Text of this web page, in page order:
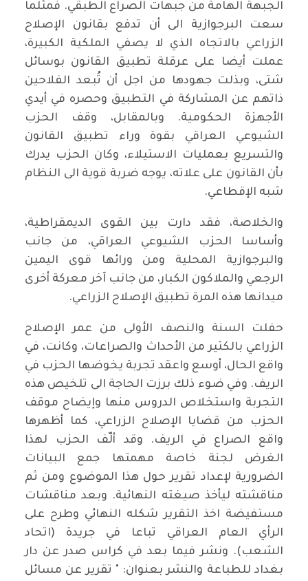
الجبهة الهامة من جبهات الصراع الطبقي. فمثلما
سعت البرجوازية الى أن تدفع بقانون الإصلاح
الزراعي بالاتجاه الذي لا يصفي الملكية الكبيرة،
عملت أيضا على عرقلة تطبيق القانون بوسائل
شتى، وبذلت جهودها من اجل أن تُبعد الفلاحين
ذاتهم عن المشاركة في التطبيق وحصره في أيدي
الأجهزة الحكومية. وبالمقابل، وقف الحزب
الشيوعي العراقي بقوة وراء تطبيق القانون
والتسريع بعمليات الاستيلاء، وكان الحزب يدرك
بأن القانون على علاته، يوجه ضربة قوية الى النظام
شبه الإقطاعي.
والخلاصة، فقد دارت بين القوى الديمقراطية،
وأساسا الحزب الشيوعي العراقي، من جانب
والبرجوازية المحلية ومن ورائها قوى اليمين
الرجعي والملاكون الكبار، من جانب آخر معركة أخرى
ميدانها هذه المرة تطبيق الإصلاح الزراعي.
حفلت السنة والنصف الأولى من عمر الإصلاح
الزراعي بالكثير من الأحداث والصراعات، وكانت، في
واقع الحال، أوسع واعقد تجربة يخوضها الحزب في
الريف. وفي ضوء ذلك برزت الحاجة الى تلخيص هذه
التجربة واستخلاص الدروس منها وإيضاح موقف
الحزب من قضايا الإصلاح الزراعي، كما أظهرها
واقع الصراع في الريف. وقد ألّف الحزب لهذا
الغرض لجنة خاصة مهمتها جمع البيانات
الضرورية لإعداد تقرير حول هذا الموضوع ومن ثم
مناقشته ليأخذ صيغته النهائية. وبعد مناقشات
مستفيضة اخذ التقرير شكله النهائي وطرح على
الرأي العام العراقي تباعا في جريدة (اتحاد
الشعب). ونشر فيما بعد في كراس صدر عن دار
بغداد للطباعة والنشر بعنوان: " تقرير عن مسائل